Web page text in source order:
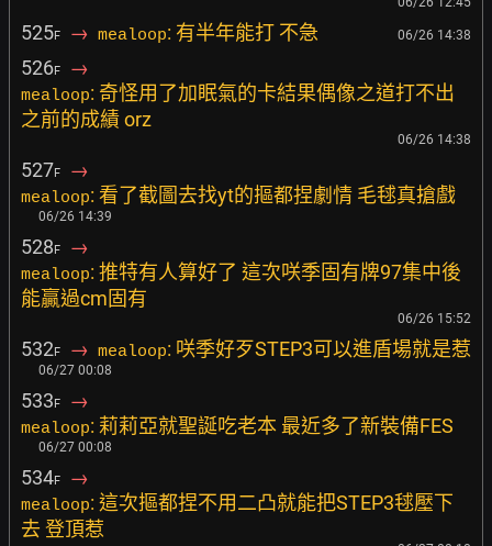
525F → mealoop: 有半年能打 不急 06/26 14:38
526F →
mealoop: 奇怪用了加眠氣的卡結果偶像之道打不出
之前的成績 orz
06/26 14:38
527F →
mealoop: 看了截圖去找yt的摳都捏劇情 毛毬真搶戲
06/26 14:39
528F →
mealoop: 推特有人算好了 這次咲季固有牌97集中後
能贏過cm固有
06/26 15:52
532F → mealoop: 咲季好歹STEP3可以進盾場就是惹
06/27 00:08
533F →
mealoop: 莉莉亞就聖誕吃老本 最近多了新裝備FES
06/27 00:08
534F →
mealoop: 這次摳都捏不用二凸就能把STEP3毬壓下
去 登頂惹